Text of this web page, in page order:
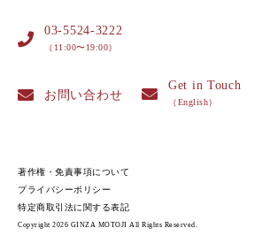
03-5524-3222
（11:00〜19:00）
お問い合わせ
Get in Touch
（English）
著作権・免責事項について
プライバシーポリシー
特定商取引法に関する表記
Copyright 2026 GINZA MOTOJI All Rights Reserved.